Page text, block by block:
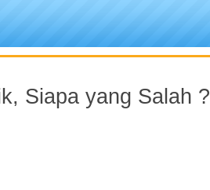
Siapa yang Salah ?